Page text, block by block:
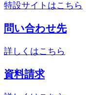
特設サイトはこちら
問い合わせ先
詳しくはこちら
資料請求